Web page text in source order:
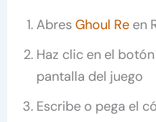
AbresGhoul Re en
Haz clic en el
pantalla del juego
Escribe o pega el